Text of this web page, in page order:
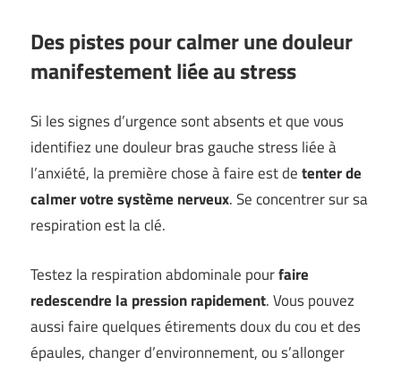
Des pistes pour calmer une douleur
manifestement liée au stress
Si les signes d’urgence sont absents et que vous
identifiez une douleur bras gauche stress liée à
l’anxiété, la première chose à faire est detenter de
calmer votre système nerveux. Se concentrer sur sa
respiration est la clé.
Testez la respiration abdominale pourfaire
redescendre la pression rapidement. Vous pouvez
aussi faire quelques étirements doux du cou et des
épaules, changer d’environnement, ou s’allonger